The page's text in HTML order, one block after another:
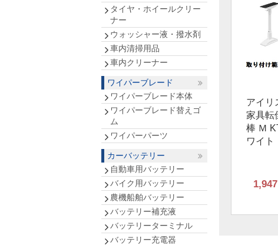
タイヤ・ホイールクリー
ナー
ウォッシャー液・撥水剤
車内清掃用品
車内クリーナー
ワイパーブレード
ワイパーブレード本体
ワイパーブレード替えゴ
ム
ワイパーパーツ
カーバッテリー
自動車用バッテリー
バイク用バッテリー
農機船舶バッテリー
バッテリー補充液
バッテリーターミナル
バッテリー充電器
アイリ
家具転
棒 Ｍ
ワイト
1,947